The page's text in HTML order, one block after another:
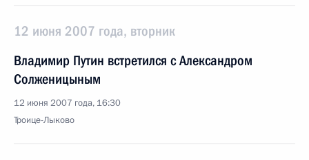
12 июня 2007 года, вторник
Владимир Путин встретился с Александром
Солженицыным
12 июня 2007 года, 16:30
Троице-Лыково